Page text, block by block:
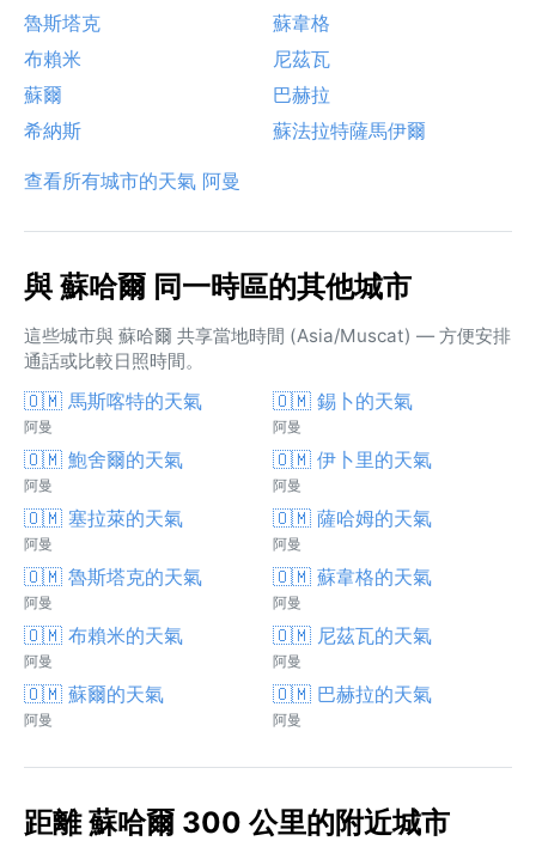
魯斯塔克
蘇韋格
布賴米
尼茲瓦
蘇爾
巴赫拉
希納斯
蘇法拉特薩馬伊爾
查看所有城市的天氣 阿曼
與 蘇哈爾 同一時區的其他城市
這些城市與 蘇哈爾 共享當地時間 (Asia/Muscat) — 方便安排
通話或比較日照時間。
🇴🇲 馬斯喀特的天氣
阿曼
🇴🇲 錫卜的天氣
阿曼
🇴🇲 鮑舍爾的天氣
阿曼
🇴🇲 伊卜里的天氣
阿曼
🇴🇲 塞拉萊的天氣
阿曼
🇴🇲 薩哈姆的天氣
阿曼
🇴🇲 魯斯塔克的天氣
阿曼
🇴🇲 蘇韋格的天氣
阿曼
🇴🇲 布賴米的天氣
阿曼
🇴🇲 尼茲瓦的天氣
阿曼
🇴🇲 蘇爾的天氣
阿曼
🇴🇲 巴赫拉的天氣
阿曼
距離 蘇哈爾 300 公里的附近城市